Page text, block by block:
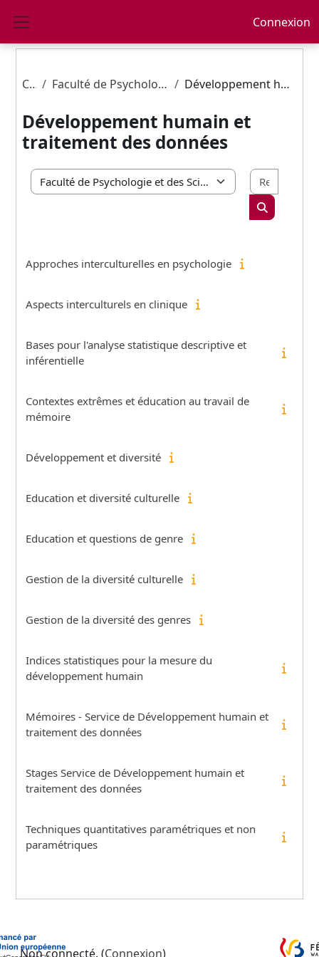
Connexion
Cours Faculté de Psychologie et des Sciences de l'Education Développement humain et traitement des données
Développement humain et
traitement des données
Catégories de cours
Approches interculturelles en psychologie
Aspects interculturels en clinique
Bases pour l'analyse statistique descriptive et
inférentielle
Contextes extrêmes et éducation au travail de
mémoire
Développement et diversité
Education et diversité culturelle
Education et questions de genre
Gestion de la diversité culturelle
Gestion de la diversité des genres
Indices statistiques pour la mesure du
développement humain
Mémoires - Service de Développement humain et
traitement des données
Stages Service de Développement humain et
traitement des données
Techniques quantitatives paramétriques et non
paramétriques
Non connecté. (Connexion)